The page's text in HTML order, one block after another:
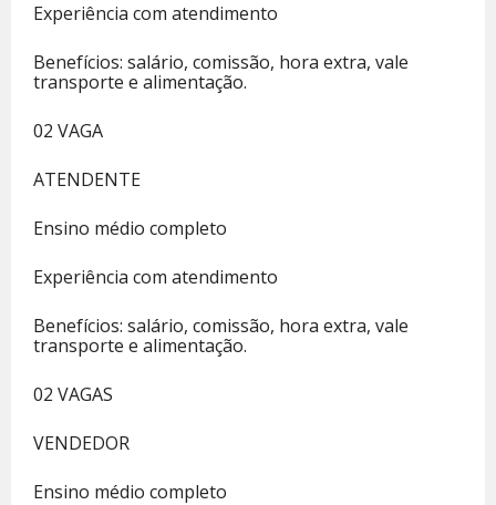
Experiência com atendimento
Benefícios: salário, comissão, hora extra, vale
transporte e alimentação.
02 VAGA
ATENDENTE
Ensino médio completo
Experiência com atendimento
Benefícios: salário, comissão, hora extra, vale
transporte e alimentação.
02 VAGAS
VENDEDOR
Ensino médio completo